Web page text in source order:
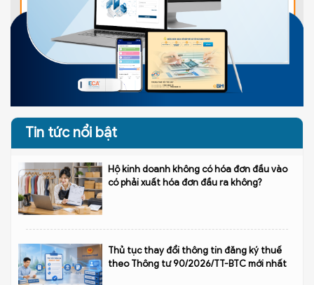
Tin tức nổi bật
Hộ kinh doanh không có hóa đơn đầu vào
có phải xuất hóa đơn đầu ra không?
Thủ tục thay đổi thông tin đăng ký thuế
theo Thông tư 90/2026/TT-BTC mới nhất